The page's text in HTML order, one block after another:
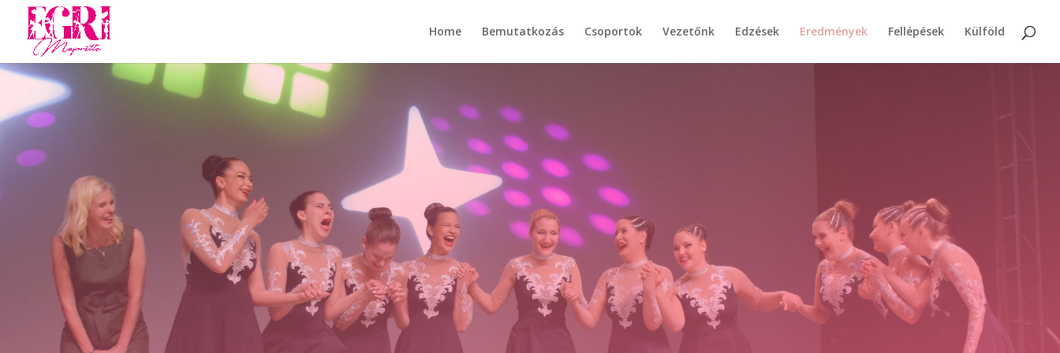
Home Bemutatkozás Csoportok Vezetőnk Edzések Eredmények Fellépések Külföld